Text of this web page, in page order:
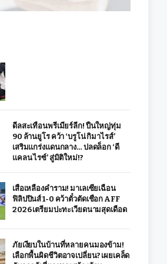
ดีลสะเทือนพรีเมียร์ลีก! ปืนใหญ่ทุ่ม
90 ล้านยูโร คว้า ‘บรูโน่ กิมาไรส์’
เสริมแกร่งแดนกลาง… ปลดล็อก ‘ดี
แคลน ไรซ์’ สู่มิติใหม่!?
เสือเหลืองคำราม! มาเลเซียเฉือน
ฟิลิปปินส์ 1-0 คว้าตั๋วตัดเชือก AFF
2026 เตรียมปะทะเวียดนามสุดเดือด
ภัยเงียบในบ้านที่หลายคนมองข้าม!
เลือกพื้นผิดชีวิตอาจเปลี่ยน? เผยเคล็ด